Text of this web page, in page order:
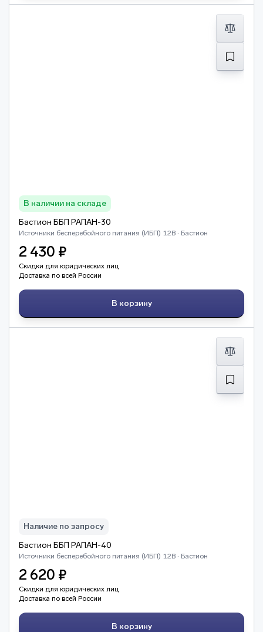
В наличии на складе
Бастион ББП РАПАН-30
Источники бесперебойного питания (ИБП) 12В · Бастион
2 430 ₽
Скидки для юридических лиц
Доставка по всей России
В корзину
Наличие по запросу
Бастион ББП РАПАН-40
Источники бесперебойного питания (ИБП) 12В · Бастион
2 620 ₽
Скидки для юридических лиц
Доставка по всей России
В корзину